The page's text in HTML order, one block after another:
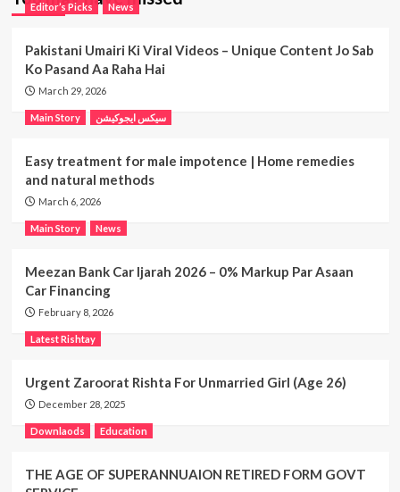
Editor’s Picks News
Pakistani Umairi Ki Viral Videos – Unique Content Jo Sab
Ko Pasand Aa Raha Hai
March 29, 2026
Main Story سیکس ایجوکیشن
Easy treatment for male impotence | Home remedies
and natural methods
March 6, 2026
Main Story News
Meezan Bank Car Ijarah 2026 – 0% Markup Par Asaan
Car Financing
February 8, 2026
Latest Rishtay
Urgent Zaroorat Rishta For Unmarried Girl (Age 26)
December 28, 2025
Downlaods Education
THE AGE OF SUPERANNUAION RETIRED FORM GOVT